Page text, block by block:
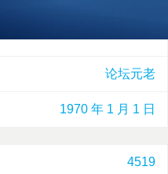
论坛元老
1970 年 1 月 1 日
4519